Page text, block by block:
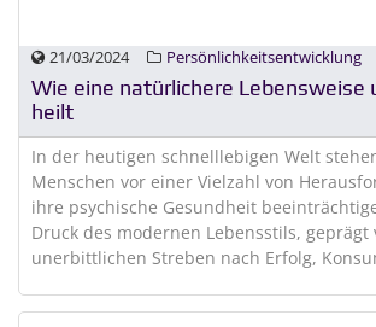
21/03/2024 Persönlichkeitsentwicklung
Wie eine natürlichere Lebensweise
heilt
In der heutigen schnelllebigen Welt
Menschen vor einer Vielzahl von
ihre psychische Gesundheit
Druck des modernen Lebensstils, geprägt
unerbittlichen Streben nach Erfolg,